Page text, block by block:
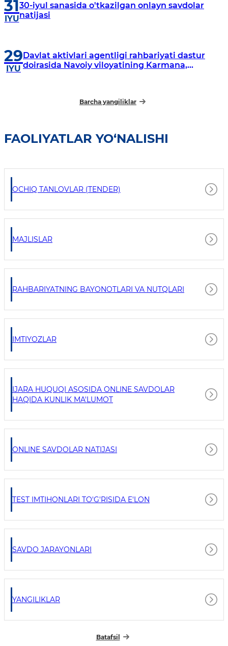
31
IYU
30-iyul sanasida o'tkazilgan onlayn savdolar
natijasi
29
IYU
Davlat aktivlari agentligi rahbariyati dastur
doirasida Navoiy viloyatining Karmana,
Barcha yangiliklar
FAOLIYATLAR YO‘NALISHI
OCHIQ TANLOVLAR (TENDER)
MAJLISLAR
RAHBARIYATNING BAYONOTLARI VA NUTQLARI
IMTIYOZLAR
IJARA HUQUQI ASOSIDA ONLINE SAVDOLAR
HAQIDA KUNLIK MA'LUMOT
ONLINE SAVDOLAR NATIJASI
TEST IMTIHONLARI TO'G'RISIDA E'LON
SAVDO JARAYONLARI
YANGILIKLAR
Batafsil